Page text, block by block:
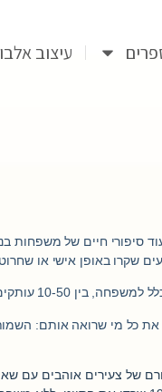
עיצוב
סיפורי חיים של
שקרו באופן אישי או
שאלות או שעוד לא נולדו.
את כל מי שרואה אותם:
של צעירים אוהבים עם